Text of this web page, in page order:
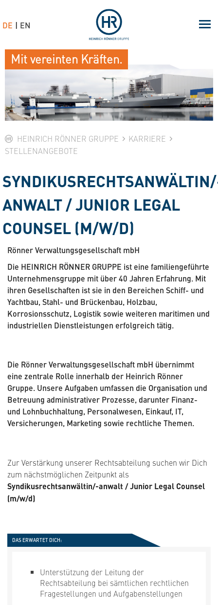
HEINRICH RÖNNER GRUPPE
KARRIERE
STELLENANGEBOTE
ANWALT / JUNIOR LEGAL
COUNSEL (M/W/D)
Rönner Verwaltungsgesellschaft mbH
Die HEINRICH RÖNNER GRUPPE ist eine familiengeführte
Unternehmensgruppe mit über 40 Jahren Erfahrung. Mit
ihren Gesellschaften ist sie in den Bereichen Schiff- und
Yachtbau, Stahl- und Brückenbau, Holzbau,
Korrosionsschutz, Logistik sowie weiteren maritimen und
industriellen Dienstleistungen erfolgreich tätig.
Die Rönner Verwaltungsgesellschaft mbH übernimmt
eine zentrale Rolle innerhalb der Heinrich Rönner
Gruppe. Unsere Aufgaben umfassen die Organisation und
Betreuung administrativer Prozesse, darunter Finanz-
und Lohnbuchhaltung, Personalwesen, Einkauf, IT,
Versicherungen, Marketing sowie rechtliche Themen.
Zur Verstärkung unserer Rechtsabteilung suchen wir Dich
zum nächstmöglichen Zeitpunkt als
Syndikusrechtsanwältin/-anwalt / Junior Legal Counsel
(m/w/d)
DAS ERWARTET DICH:
Unterstützung der Leitung der
Rechtsabteilung bei sämtlichen rechtlichen
Fragestellungen und Aufgabenstellungen
Mit vereinten Kräften.
DE EN